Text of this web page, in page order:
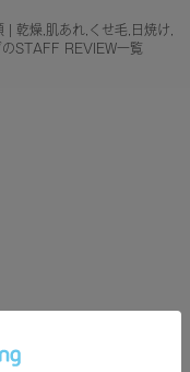
乾燥,肌あれ,くせ毛,日焼け,
のSTAFF REVIEW一覧